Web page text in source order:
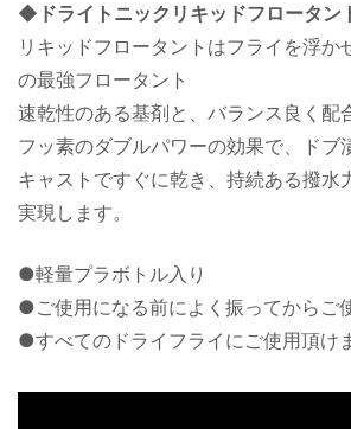
◆ドライトニックリキッドフロータン
リキッドフロータントはフライを浮か
の最強フロータント
速乾性のある基剤と、バランス良く配
フッ素のダブルパワーの効果で、ドブ
キャストですぐに乾き、持続ある撥水
実現します。
●軽量プラボトル入り
●ご使用になる前によく振ってからご
●すべてのドライフライにご使用頂け